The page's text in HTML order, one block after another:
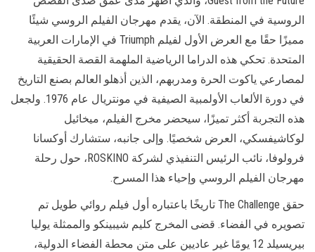
الروسية في المنطقة. الآن، يقدم مهرجان الفيلم الروسي شيئًا
مميزًا حقًا مع العرض الأول لفيلم Triumph في الإمارات العربية
المتحدة. تحكي هذه الدراما الرياضية الملهمة القصة الحقيقية
لمصارعي ياكوت الحرة ومدربهم، الذين أذهلو العالم بصنع التاريخ
في دورة الألعاب الأولمبية الصيفية في مونتريال عام 1976. ولجعل
هذه التجربة أكثر تميزًا، سيحضر مخرج الفيلم، ميخائيل
لوكاشيفسكي، العرض شخصيًا. وإلى جانبه، ستشارك أوكسانا
فرولوفا، نائب الرئيس التنفيذي لشركة ROSKINO، حول رحلة
مهرجان الفيلم الروسي وإحياء هذا المسرح.
حقق The Challenge تاريخًا باعتباره أول فيلم روائي طويل تم
تصويره في الفضاء. قضى المخرج كليم شيبينكو والممثلة يوليا
بيريسيلد 12 يومًا غير عاديين على متن محطة الفضاء الدولية،